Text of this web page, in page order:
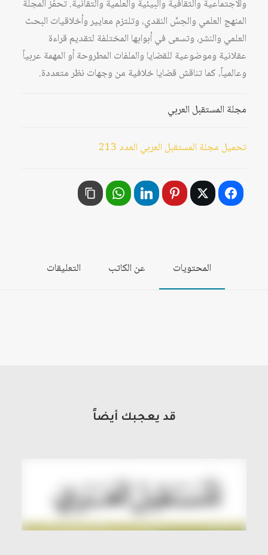
والاجتماعية والثقافية والبيئية والعلمية والتقانية. تحفِّز المجلة
المنهج العلمي والحِسَّ النقدي، وتلتزم معايير وأخلاقيات البحث
العلمي والنشر، وتسعى في أبوابها المختلفة لتقديم قراءة
عقلانية وموضوعية للقضايا والملفات المطروحة أو المهمة عربياً
وعالمياً، كما تناقش قضايا خلافية من وجهات نظر متعددة.
مجلة المستقبل العربي
تحميل مجلة المستقبل العربي العدد 213
المحتويات عن الكاتب التعليقات
قد يعجبك أيضاً